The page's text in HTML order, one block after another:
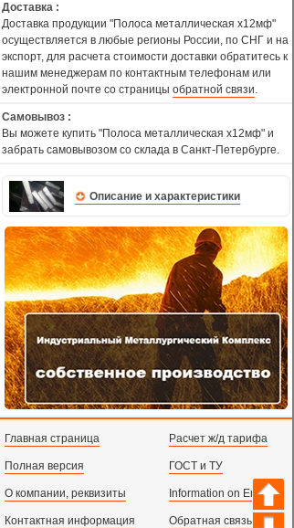
Доставка :
Доставка продукции "Полоса металлическая х12мф"
осуществляется в любые регионы России, по СНГ и на
экспорт, для расчета стоимости доставки обратитесь к
нашим менеджерам по контактным телефонам или
электронной почте со страницы обратной связи.
Самовывоз :
Вы можете купить "Полоса металлическая х12мф" и
забрать самовывозом со склада в Санкт-Петербурге.
Описание и характеристики
Главная страница
Полная версия
О компании, реквизиты
Контактная информация
Расчет ж/д тарифа
ГОСТ и ТУ
Information on English
Обратная связь